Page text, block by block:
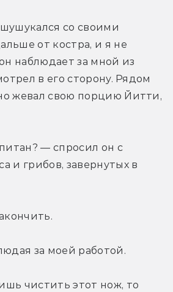
шушукался со своими
от костра, и я не
наблюдает за мной из
в его сторону. Рядом
жевал свою порцию Йитти,
— спросил он с
и грибов, завернутых в
за моей работой.
чистить этот нож, то